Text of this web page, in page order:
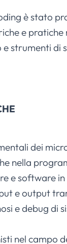
è stato
e
strumenti
dei
nella
e software
e output
e debug di
nel campo